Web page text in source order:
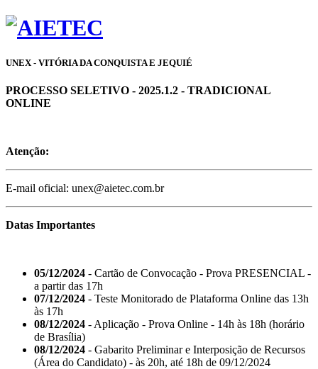
UNEX - VITÓRIA DA CONQUISTA E JEQUIÉ
PROCESSO SELETIVO - 2025.1.2 - TRADICIONAL
ONLINE
Atenção:
E-mail oficial: unex@aietec.com.br
Datas Importantes
05/12/2024 - Cartão de Convocação - Prova PRESENCIAL -
a partir das 17h
07/12/2024 - Teste Monitorado de Plataforma Online das 13h
às 17h
08/12/2024 - Aplicação - Prova Online - 14h às 18h (horário
de Brasília)
08/12/2024 - Gabarito Preliminar e Interposição de Recursos
(Área do Candidato) - às 20h, até 18h de 09/12/2024